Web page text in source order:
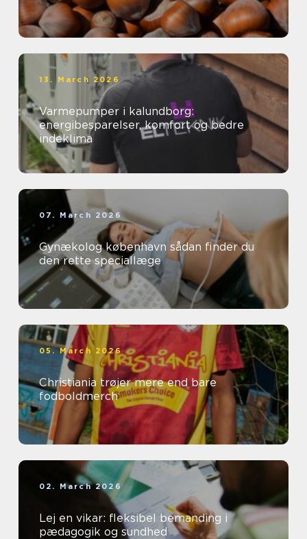
13. March 2026
Varmepumper i kalundborg:
energibesparelser, komfort og bedre
indeklima
07. March 2026
Gynækolog københavn sådan finder du
den rette speciallæge
05. March 2026
Christiania trøjer mere end bare
fodboldmerch
02. March 2026
Lej en vikar: fleksibel bemanding i
pædagogik og sundhed